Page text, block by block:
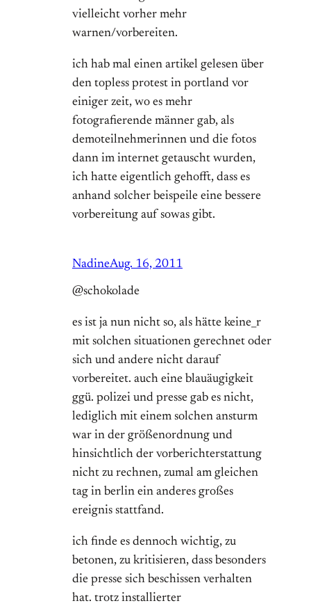
vielleicht vorher mehr
warnen/vorbereiten.
ich hab mal einen artikel gelesen über
den topless protest in portland vor
einiger zeit, wo es mehr
fotografierende männer gab, als
demoteilnehmerinnen und die fotos
dann im internet getauscht wurden,
ich hatte eigentlich gehofft, dass es
anhand solcher beispeile eine bessere
vorbereitung auf sowas gibt.
NadineAug. 16, 2011
@schokolade
es ist ja nun nicht so, als hätte keine_r
mit solchen situationen gerechnet oder
sich und andere nicht darauf
vorbereitet. auch eine blauäugigkeit
ggü. polizei und presse gab es nicht,
lediglich mit einem solchen ansturm
war in der größenordnung und
hinsichtlich der vorberichterstattung
nicht zu rechnen, zumal am gleichen
tag in berlin ein anderes großes
ereignis stattfand.
ich finde es dennoch wichtig, zu
betonen, zu kritisieren, dass besonders
die presse sich beschissen verhalten
hat. trotz installierter